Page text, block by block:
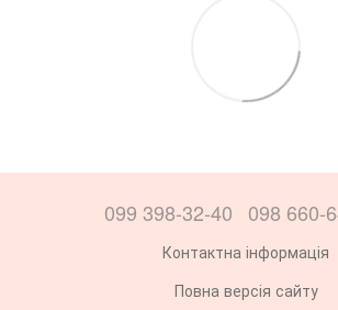
099 398-32-40 098 660-
Контактна інформація
Повна версія сайту